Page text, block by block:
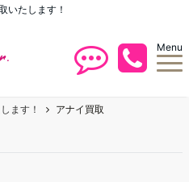
いたします！
Menu
ます！ アナイ買取